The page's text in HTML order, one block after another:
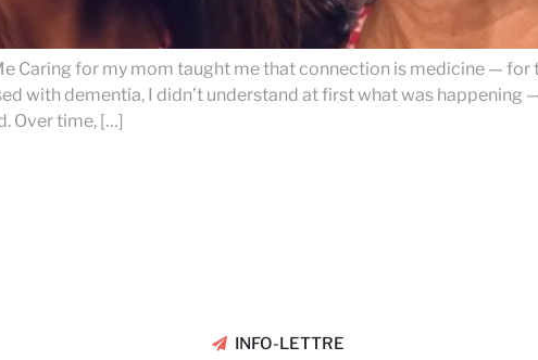
Caring for my mom taught me that connection is medicine — for
with dementia, I didn’t understand at first what was happening
Over time, […]
INFO-LETTRE